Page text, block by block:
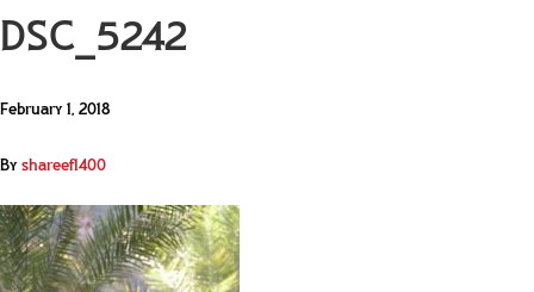
DSC_5242
February 1, 2018
Byshareef1400